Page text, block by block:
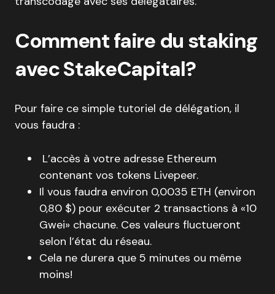
Comment faire du staking
avec StakeCapital?
Pour faire ce simple tutoriel de délégation, il
vous faudra :
L’accès à votre adresse Ethereum
contenant vos tokens Livepeer.
Il vous faudra environ 0,0035 ETH (environ
0,80 $) pour exécuter 2 transactions à «10
Gwei» chacune. Ces valeurs fluctueront
selon l’état du réseau.
Cela ne durera que 5 minutes ou même
moins!